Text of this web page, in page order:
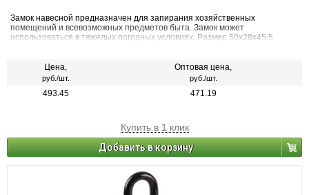
Замок навесной предназначен для запирания хозяйственных
помещений и всевозможных предметов быта. Замок может
использоваться в тяжелых погодных условиях. Размер 50х28х45.5
Цена,
руб./шт.
Оптовая цена,
руб./шт.
493.45 471.19
Купить в 1 клик
Добавить в корзину